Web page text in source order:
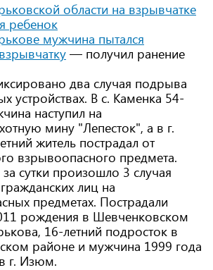
области на взрывчатке
ребенок
мужчина пытался
— получил ранение
два случая подрыва
устройствах. В с. Каменка 54-
наступил на
мину "Лепесток", а в г.
житель пострадал от
взрывоопасного предмета.
за сутки произошло 3 случая
лиц на
предметах. Пострадали
рождения в Шевченковском
16-летний подросток в
районе и мужчина 1999 года
г. Изюм.